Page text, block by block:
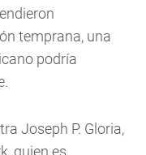
temprana, una
podría
Joseph P. Gloria,
quien es